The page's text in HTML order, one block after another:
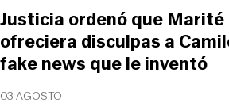
03 AGOSTO
Justicia ordenó que
ofreciera disculpas a
fake news que le inventó